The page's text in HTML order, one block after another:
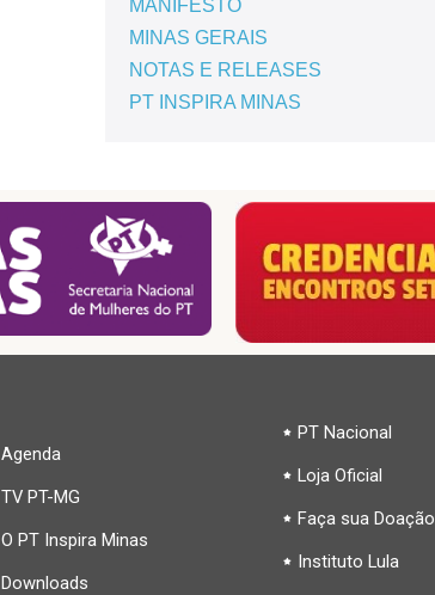
MANIFESTO
MINAS GERAIS
NOTAS E RELEASES
PT INSPIRA MINAS
Agenda
TV PT-MG
O PT Inspira Minas
Downloads
PT Nacional
Loja Oficial
Faça sua Doação
Instituto Lula